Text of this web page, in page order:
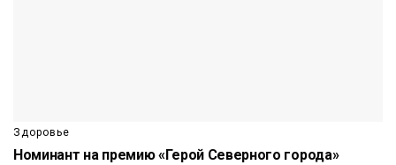
Здоровье
Номинант на премию «Герой Северного города»